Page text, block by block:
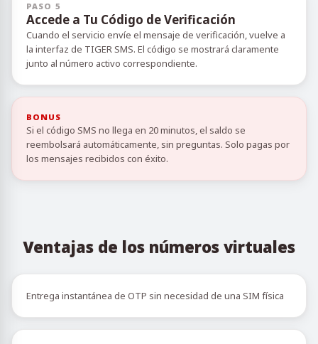
PASO 5
Accede a Tu Código de Verificación
Cuando el servicio envíe el mensaje de verificación, vuelve a
la interfaz de TIGER SMS. El código se mostrará claramente
junto al número activo correspondiente.
BONUS
Si el código SMS no llega en 20 minutos, el saldo se
reembolsará automáticamente, sin preguntas. Solo pagas por
los mensajes recibidos con éxito.
Ventajas de los números virtuales
Entrega instantánea de OTP sin necesidad de una SIM física